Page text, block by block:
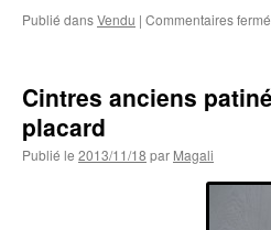
Publié dansVendu | Commentaires
Cintres anciens
placard
Publié le 2013/11/18 par Magali